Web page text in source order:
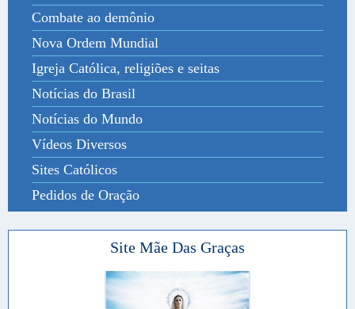
Combate ao demônio
Nova Ordem Mundial
Igreja Católica, religiões e seitas
Notícias do Brasil
Notícias do Mundo
Vídeos Diversos
Sites Católicos
Pedidos de Oração
Site Mãe Das Graças